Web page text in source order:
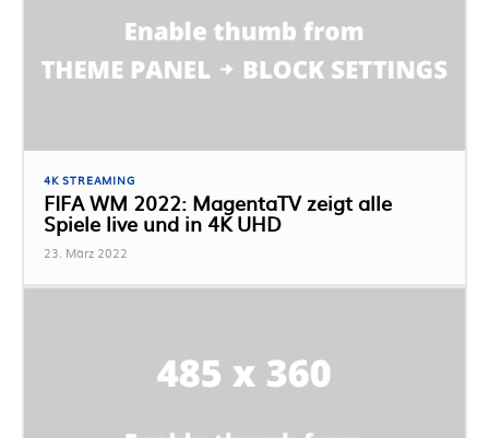
4K STREAMING
FIFA WM 2022: MagentaTV zeigt alle
Spiele live und in 4K UHD
23. März 2022